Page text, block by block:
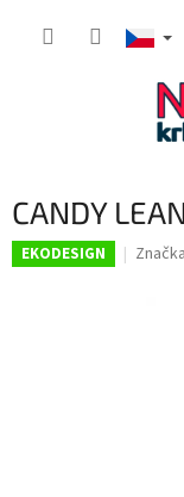
CANDY
EKODESIGN